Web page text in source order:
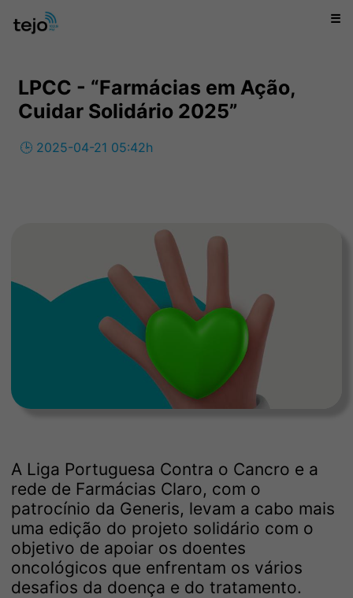
☰
LPCC - “Farmácias em Ação,
Cuidar Solidário 2025”
🕒 2025-04-21 05:42h
A Liga Portuguesa Contra o Cancro e a
rede de Farmácias Claro, com o
patrocínio da Generis, levam a cabo mais
uma edição do projeto solidário com o
objetivo de apoiar os doentes
oncológicos que enfrentam os vários
desafios da doença e do tratamento.